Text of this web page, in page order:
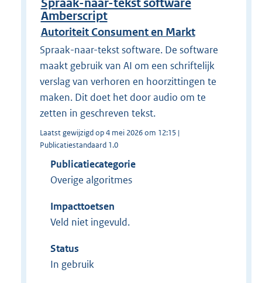
Spraak-naar-tekst software
Amberscript
Autoriteit Consument en Markt
​Spraak-naar-tekst software. De software
maakt gebruik van AI om een schriftelijk
verslag van verhoren en hoorzittingen te
maken. Dit doet het door audio om te
zetten in geschreven tekst. ​
Laatst gewijzigd op 4 mei 2026 om 12:15 |
Publicatiestandaard 1.0
Publicatiecategorie
Overige algoritmes
Impacttoetsen
Veld niet ingevuld.
Status
In gebruik